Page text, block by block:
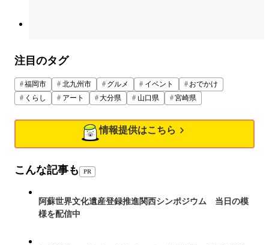
注目のタグ
福岡市 北九州市 グルメ イベント
おでかけ
くらし
アート 大分県 山口県 宮崎県
情報提供はこちら
こんな記事も PR
阿蘇世界文化遺産登録推進関西シンポジウム 当日の模
様を配信中